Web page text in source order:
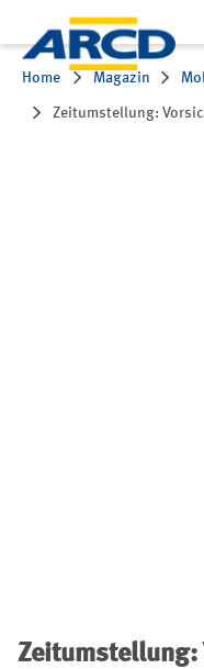
Home Magazin
Zeitumstellung:
Zeitumstellung: